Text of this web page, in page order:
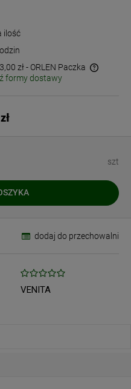
ilość
zł- ORLEN Paczka
płatności
formy dostawy
szt
dodaj do przechowalni
VENITA